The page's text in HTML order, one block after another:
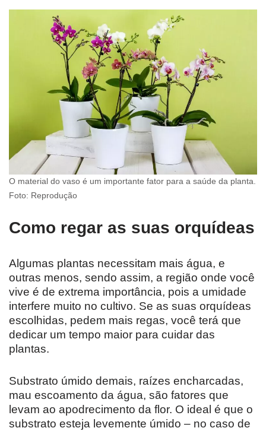
O material do vaso é um importante fator para a saúde da planta.
Foto: Reprodução
Como regar as suas orquídeas
Algumas plantas necessitam mais água, e
outras menos, sendo assim, a região onde você
vive é de extrema importância, pois a umidade
interfere muito no cultivo. Se as suas orquídeas
escolhidas, pedem mais regas, você terá que
dedicar um tempo maior para cuidar das
plantas.
Substrato úmido demais, raízes encharcadas,
mau escoamento da água, são fatores que
levam ao apodrecimento da flor. O ideal é que o
substrato esteja levemente úmido – no caso de